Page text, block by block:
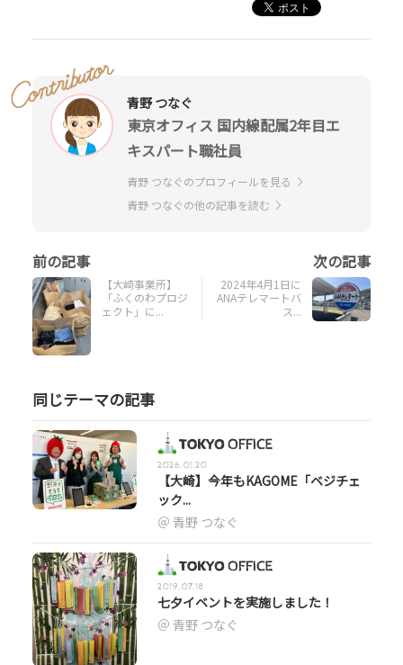
青野 つなぐ
東京オフィス 国内線配属2年目エ
キスパート職社員
青野 つなぐのプロフィールを見る
青野 つなぐの他の記事を読む
【大崎事業所】
「ふくのわプロジ
ェクト」に...
2024年4月1日に
ANAテレマートバ
ス...
同じテーマの記事
2026.01.20
【大崎】今年もKAGOME「ベジチェ
ック...
青野 つなぐ
2019.07.18
七夕イベントを実施しました！
青野 つなぐ